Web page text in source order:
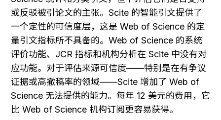
或反驳被引论文的主张。Scite 的智能引文提供了
一个定性的可信度层，这是 Web of Science 的定
量引文指标所不具备的。Web of Science 的系统
评价功能、JCR 指标和机构分析在 Scite 中没有对
应功能。对于评估来源可信度——特别是在有争议
证据或高撤稿率的领域——Scite 增加了 Web of
Science 无法提供的能力。每年 12 美元的费用，它
比 Web of Science 机构订阅更容易获得。